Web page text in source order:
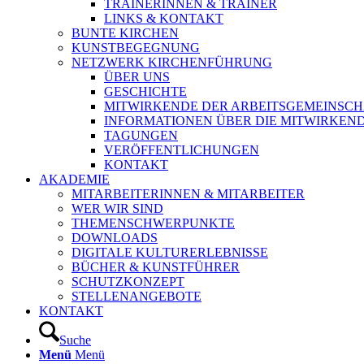
TRAINERINNEN & TRAINER
LINKS & KONTAKT
BUNTE KIRCHEN
KUNSTBEGEGNUNG
NETZWERK KIRCHENFÜHRUNG
ÜBER UNS
GESCHICHTE
MITWIRKENDE DER
INFORMATIONEN ÜBER DIE
TAGUNGEN
VERÖFFENTLICHUNGEN
KONTAKT
AKADEMIE
MITARBEITERINNEN & MITARBEITER
WER WIR SIND
THEMENSCHWERPUNKTE
DOWNLOADS
DIGITALE KULTURERLEBNISSE
BÜCHER & KUNSTFÜHRER
SCHUTZKONZEPT
STELLENANGEBOTE
KONTAKT
Suche
Menü Menü